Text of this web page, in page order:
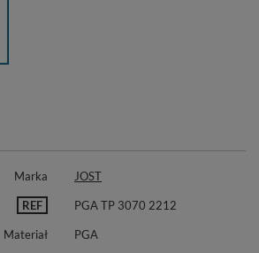
Marka JOST
REF PGA TP 3070 2212
Materiał
PGA